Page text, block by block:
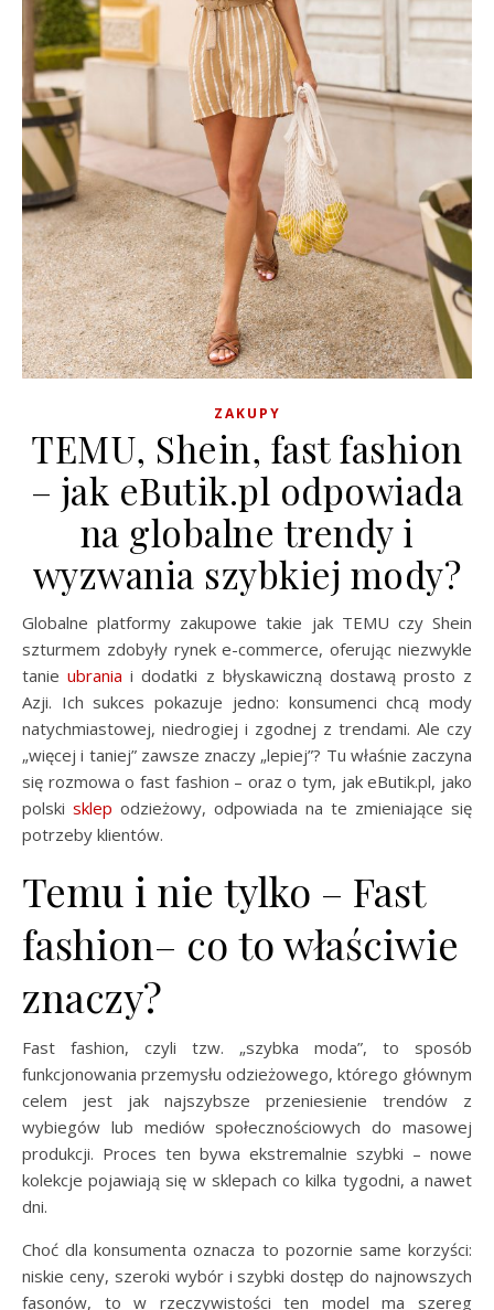
ZAKUPY
TEMU, Shein, fast fashion
– jak eButik.pl odpowiada
na globalne trendy i
wyzwania szybkiej mody?
Globalne platformy zakupowe takie jak TEMU czy Shein
szturmem zdobyły rynek e-commerce, oferując niezwykle
tanieubrania i dodatki z błyskawiczną dostawą prosto z
Azji. Ich sukces pokazuje jedno: konsumenci chcą mody
natychmiastowej, niedrogiej i zgodnej z trendami. Ale czy
„więcej i taniej” zawsze znaczy „lepiej”? Tu właśnie zaczyna
się rozmowa o fast fashion – oraz o tym, jak eButik.pl, jako
polski sklep odzieżowy, odpowiada na te zmieniające się
potrzeby klientów.
Temu i nie tylko – Fast
fashion– co to właściwie
znaczy?
Fast fashion, czyli tzw. „szybka moda”, to sposób
funkcjonowania przemysłu odzieżowego, którego głównym
celem jest jak najszybsze przeniesienie trendów z
wybiegów lub mediów społecznościowych do masowej
produkcji. Proces ten bywa ekstremalnie szybki – nowe
kolekcje pojawiają się w sklepach co kilka tygodni, a nawet
dni.
Choć dla konsumenta oznacza to pozornie same korzyści:
niskie ceny, szeroki wybór i szybki dostęp do najnowszych
fasonów, to w rzeczywistości ten model ma szereg